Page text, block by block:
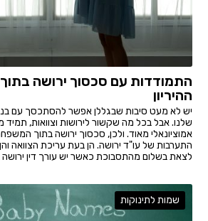
התמודדות עם סכסוך ירושה
ההיריון
יש לא מעט סיבות שבגללן אפשר להסתכסך עם
שלנו. אבל בכל מה שקשור לירושות וצוואות, תמיד
אמוציונאלי מאוד. ולכן, סכסוך ירושה בתוך
התערבות של עו"ד ירושה. הן בעת עריכת הצוואה
לצאת בשלום מהתסבוכת כאשר יש עורך דין ירושה
שמות לתינוקות